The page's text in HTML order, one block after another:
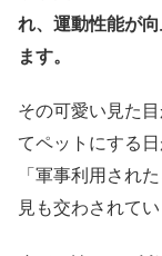
れ、運動性能が向
ます。
その可愛い見た
てペットにする
「軍事利用され
見も交わされてい